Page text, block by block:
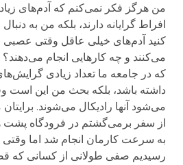
من هرگز فکر نمی‌کنم که آدم‌های
افراط گرایانه دارند، بلکه من به
کنید آدم‌های خیلی عاقل وقتی عصبی
می‌کنند و چه کارهایی انجام
که در جامعه ما تعداد زیادی
داشته باشد، بلکه بحث من این است
می‌شود آنها رادیکال می‌شوند.
از سفر برمی‌گشتم در فرودگاه
به سرعت کارمان انجام شد اما وقتی
رسیدیم صفی طولانی از کسانی که